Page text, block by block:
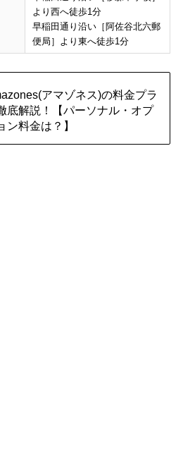
より西へ徒歩1分
早稲田通り沿い［阿佐谷北六郵
便局］より東へ徒歩1分
アマゾネス)の料金プラ
底解説！【パーソナル・オプ
ン料金は？】